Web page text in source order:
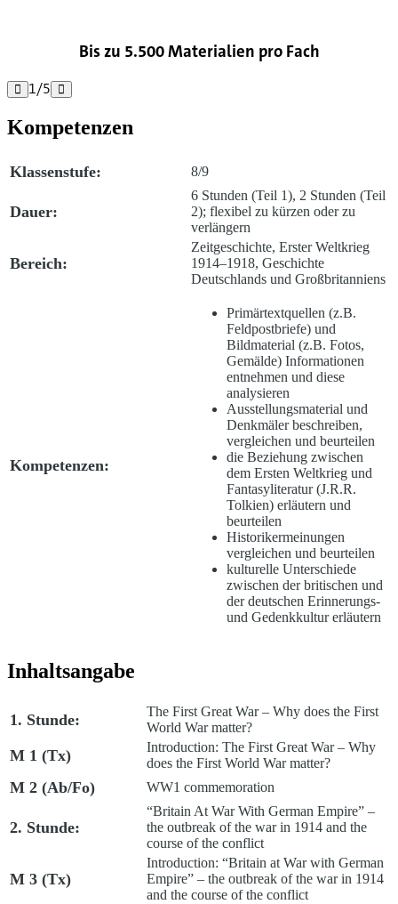
Bis zu 5.500 Materialien pro Fach
 1/5 
Kompetenzen
Klassenstufe: 8/9
Dauer:
6 Stunden (Teil 1), 2 Stunden (Teil
2); flexibel zu kürzen oder zu
verlängern
Bereich:
Zeitgeschichte, Erster Weltkrieg
1914–1918, Geschichte
Deutschlands und Großbritanniens
Kompetenzen:
Primärtextquellen (z.B.
Feldpostbriefe) und
Bildmaterial (z.B. Fotos,
Gemälde) Informationen
entnehmen und diese
analysieren
Ausstellungsmaterial und
Denkmäler beschreiben,
vergleichen und beurteilen
die Beziehung zwischen
dem Ersten Weltkrieg und
Fantasyliteratur (J.R.R.
Tolkien) erläutern und
beurteilen
Historikermeinungen
vergleichen und beurteilen
kulturelle Unterschiede
zwischen der britischen und
der deutschen Erinnerungs-
und Gedenkkultur erläutern
Inhaltsangabe
1. Stunde:
The First Great War – Why does the First
World War matter?
M 1 (Tx)
Introduction: The First Great War – Why
does the First World War matter?
M 2 (Ab/Fo) WW1 commemoration
2. Stunde:
“Britain At War With German Empire” –
the outbreak of the war in 1914 and the
course of the conflict
M 3 (Tx)
Introduction: “Britain at War with German
Empire” – the outbreak of the war in 1914
and the course of the conflict